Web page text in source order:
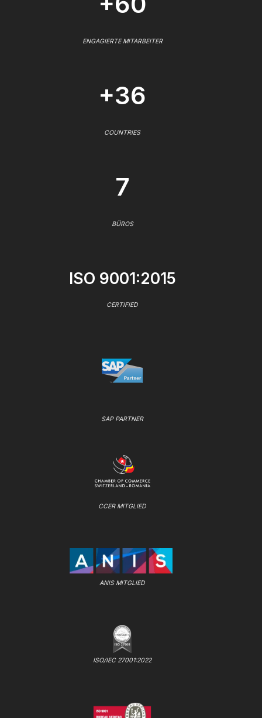
ENGAGIERTE MITARBEITER
+36
COUNTRIES
7
BÜROS
ISO 9001:2015
CERTIFIED
SAP PARTNER
CCER MITGLIED
ANIS MITGLIED
ISO/IEC 27001:2022